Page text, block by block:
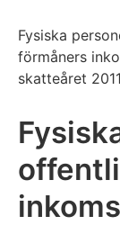
Fysiska
förmåners
skatteåret